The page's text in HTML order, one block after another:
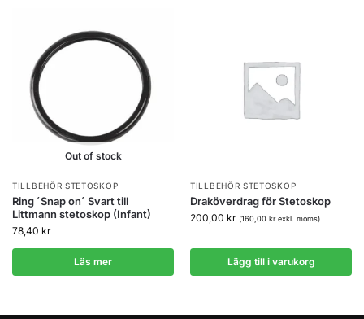
Out of stock
TILLBEHÖR STETOSKOP
Ring ´Snap on´ Svart till
Littmann stetoskop (Infant)
78,40 kr
Läs mer
TILLBEHÖR STETOSKOP
Draköverdrag för Stetoskop
200,00 kr (160,00 krexkl. moms)
Lägg till i varukorg